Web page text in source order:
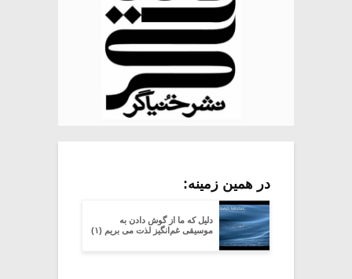
در همین زمینه:
دلیل که ما از گوش دادن به
موسیقی غم‌انگیز لذت می بریم (۱)